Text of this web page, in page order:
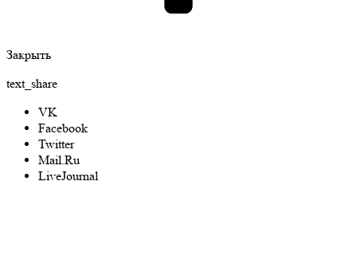
Закрыть
text_share
VK
Facebook
Twitter
Mail.Ru
LiveJournal